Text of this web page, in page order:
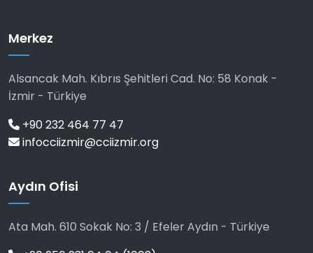
Merkez
Alsancak Mah. Kıbrıs Şehitleri Cad. No: 58 Konak -
İzmir - Türkiye
+90 232 464 77 47
infocciizmir@cciizmir.org
Aydın Ofisi
Ata Mah. 610 Sokak No: 3 / Efeler Aydın - Türkiye